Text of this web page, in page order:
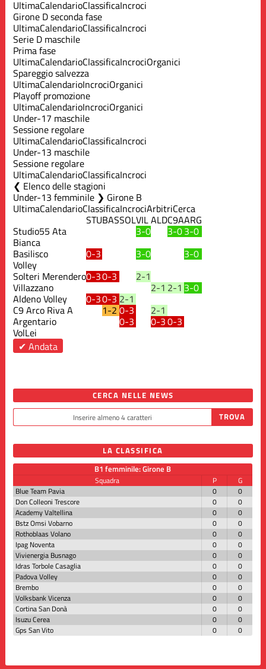
UltimaCalendarioClassificaIncroci
Girone D seconda fase
UltimaCalendarioClassificaIncroci
Serie D maschile
Prima fase
UltimaCalendarioClassificaIncrociOrganici
Spareggio salvezza
UltimaCalendarioIncrociOrganici
Playoff promozione
UltimaCalendarioIncrociOrganici
Under-17 maschile
Sessione regolare
UltimaCalendarioClassificaIncroci
Under-13 maschile
Sessione regolare
UltimaCalendarioClassificaIncroci
Elenco delle stagioni
Under-13 femminile ❯ Girone B
UltimaCalendarioClassificaIncrociArbitriCerca
STUBASSOLVILALDC9AARG
Studio55 Ata
Bianca
3-0 3-03-0
Basilisco
Volley
0-3 3-0
3-0
Solteri Merendero0-30-3 2-1
Villazzano 2-1 2-1 3-0
Aldeno Volley 0-30-3 2-1
C9 Arco Riva A 1-2 0-3 2-1
Argentario
VolLei
0-3 0-30-3
✔ Andata
CERCA NELLE NEWS
LA CLASSIFICA
B1 femminile: Girone B
Squadra P
G
Blue Team Pavia
0
0
Don Colleoni Trescore
0
0
Academy Valtellina
0
0
Bstz Omsi Vobarno
0
0
Rothoblaas Volano
0
0
Ipag Noventa
0
0
Vivienergia Busnago
0
0
Idras Torbole Casaglia
0
0
Padova Volley
0
0
Brembo
0
0
Volksbank Vicenza
0
0
Cortina San Donà
0
0
Isuzu Cerea
0
0
Gps San Vito
0 0